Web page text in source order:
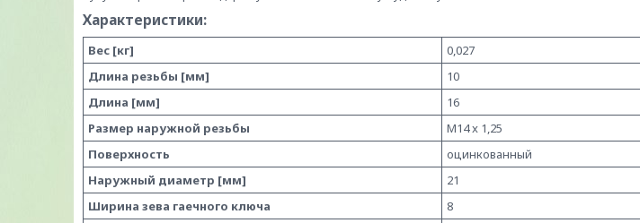
Характеристики:
Вес [кг]
0,027
Длина резьбы [мм]
10
Длина [мм]
16
Размер наружной резьбы
M14 x 1,25
Поверхность
оцинкованный
Наружный диаметр [мм]
21
Ширина зева гаечного ключа
8